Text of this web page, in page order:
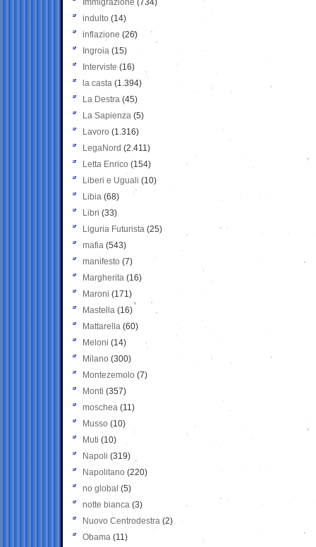
Immigrazione (734)
indulto (14)
inflazione (26)
Ingroia (15)
Interviste (16)
la casta (1.394)
La Destra (45)
La Sapienza (5)
Lavoro (1.316)
LegaNord (2.411)
Letta Enrico (154)
Liberi e Uguali (10)
Libia (68)
Libri (33)
Liguria Futurista (25)
mafia (543)
manifesto (7)
Margherita (16)
Maroni (171)
Mastella (16)
Mattarella (60)
Meloni (14)
Milano (300)
Montezemolo (7)
Monti (357)
moschea (11)
Musso (10)
Muti (10)
Napoli (319)
Napolitano (220)
no global (5)
notte bianca (3)
Nuovo Centrodestra (2)
Obama (11)